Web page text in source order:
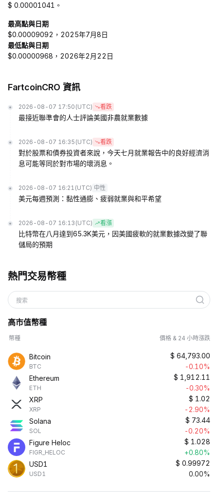
$ 0.00001041。
最高點與日期
$0.00009092，2025年7月8日
最低點與日期
$0.00000968，2026年2月22日
FartcoinCRO 資訊
2026-08-07 17:50 (UTC) 看跌
最接近聯準會的人士評論美國非農就業數據
2026-08-07 16:35 (UTC) 看跌
對於股票和債券投資者來說，今天七月就業報告中的良好經濟消
息可能等同於對市場的壞消息。
2026-08-07 16:21 (UTC) 中性
美元每週預測：黏性通膨、疲弱就業與和平希望
2026-08-07 16:13 (UTC) 看漲
比特幣在八月達到65.3K美元，因美國疲軟的就業數據改變了聯
儲局的預期
熱門交易幣種
搜索
高市值幣種
幣種 價格 & 24 小時漲跌
Bitcoin
BTC
$ 64,793.00
-0.10%
Ethereum
ETH
$ 1,912.11
-0.30%
XRP
XRP
$ 1.02
-2.90%
Solana
SOL
$ 73.44
-0.20%
Figure Heloc
FIGR_HELOC
$ 1.028
+0.80%
USD1
USD1
$ 0.99972
0.00%